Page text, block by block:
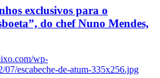
exclusivos para o
do chef Nuno Mendes,
wp-
07/escabeche-de-atum-335x256.jpg